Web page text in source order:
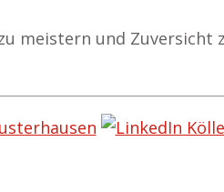
meistern und Zuversicht